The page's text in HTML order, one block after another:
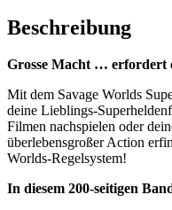
Beschreibung
Grosse Macht … erfordert
Mit dem Savage Worlds
deine Lieblings-
Filmen nachspielen oder
überlebensgroßer Action
Worlds-Regelsystem!
In diesem 200-seitigen